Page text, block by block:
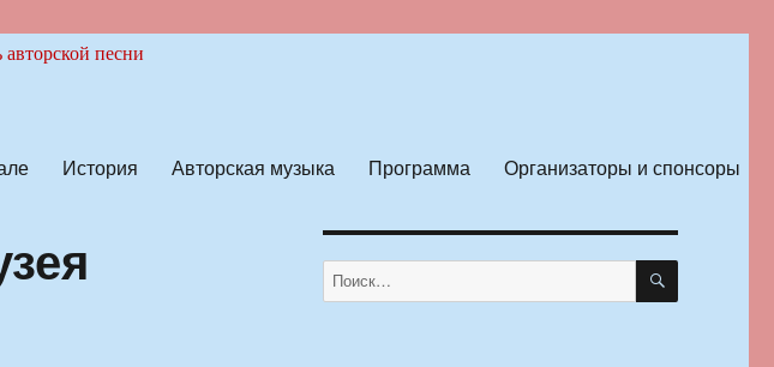
История Авторская музыка Программа Организаторы и спонсоры
Искать: ПОИСК